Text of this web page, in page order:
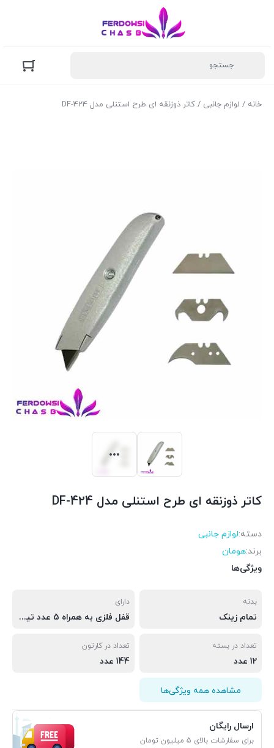
خانه / لوازم جانبی / کاتر ذوزنقه ای طرح استنلی مدل DF-424
کاتر ذوزنقه ای طرح استنلی مدل DF-424
دسته:لوازم جانبی
برند:هومان
ویژگی‌ها
بدنه
تمام زینک
دارای
قفل فلزی به همراه 5 عدد تیغ یدک( 2 عدد ذوزنقه،2 عدد شاخ گاوی،1 عدد منقاری)
تعداد در بسته
12 عدد
تعداد در کارتون
144 عدد
مشاهده همه ویژگی‌ها
ارسال رایگان
برای سفارشات بالای 5 میلیون تومان